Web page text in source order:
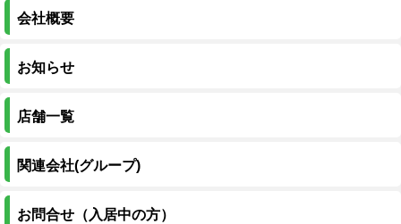
会社概要
お知らせ
店舗一覧
関連会社(グループ)
お問合せ（入居中の方）